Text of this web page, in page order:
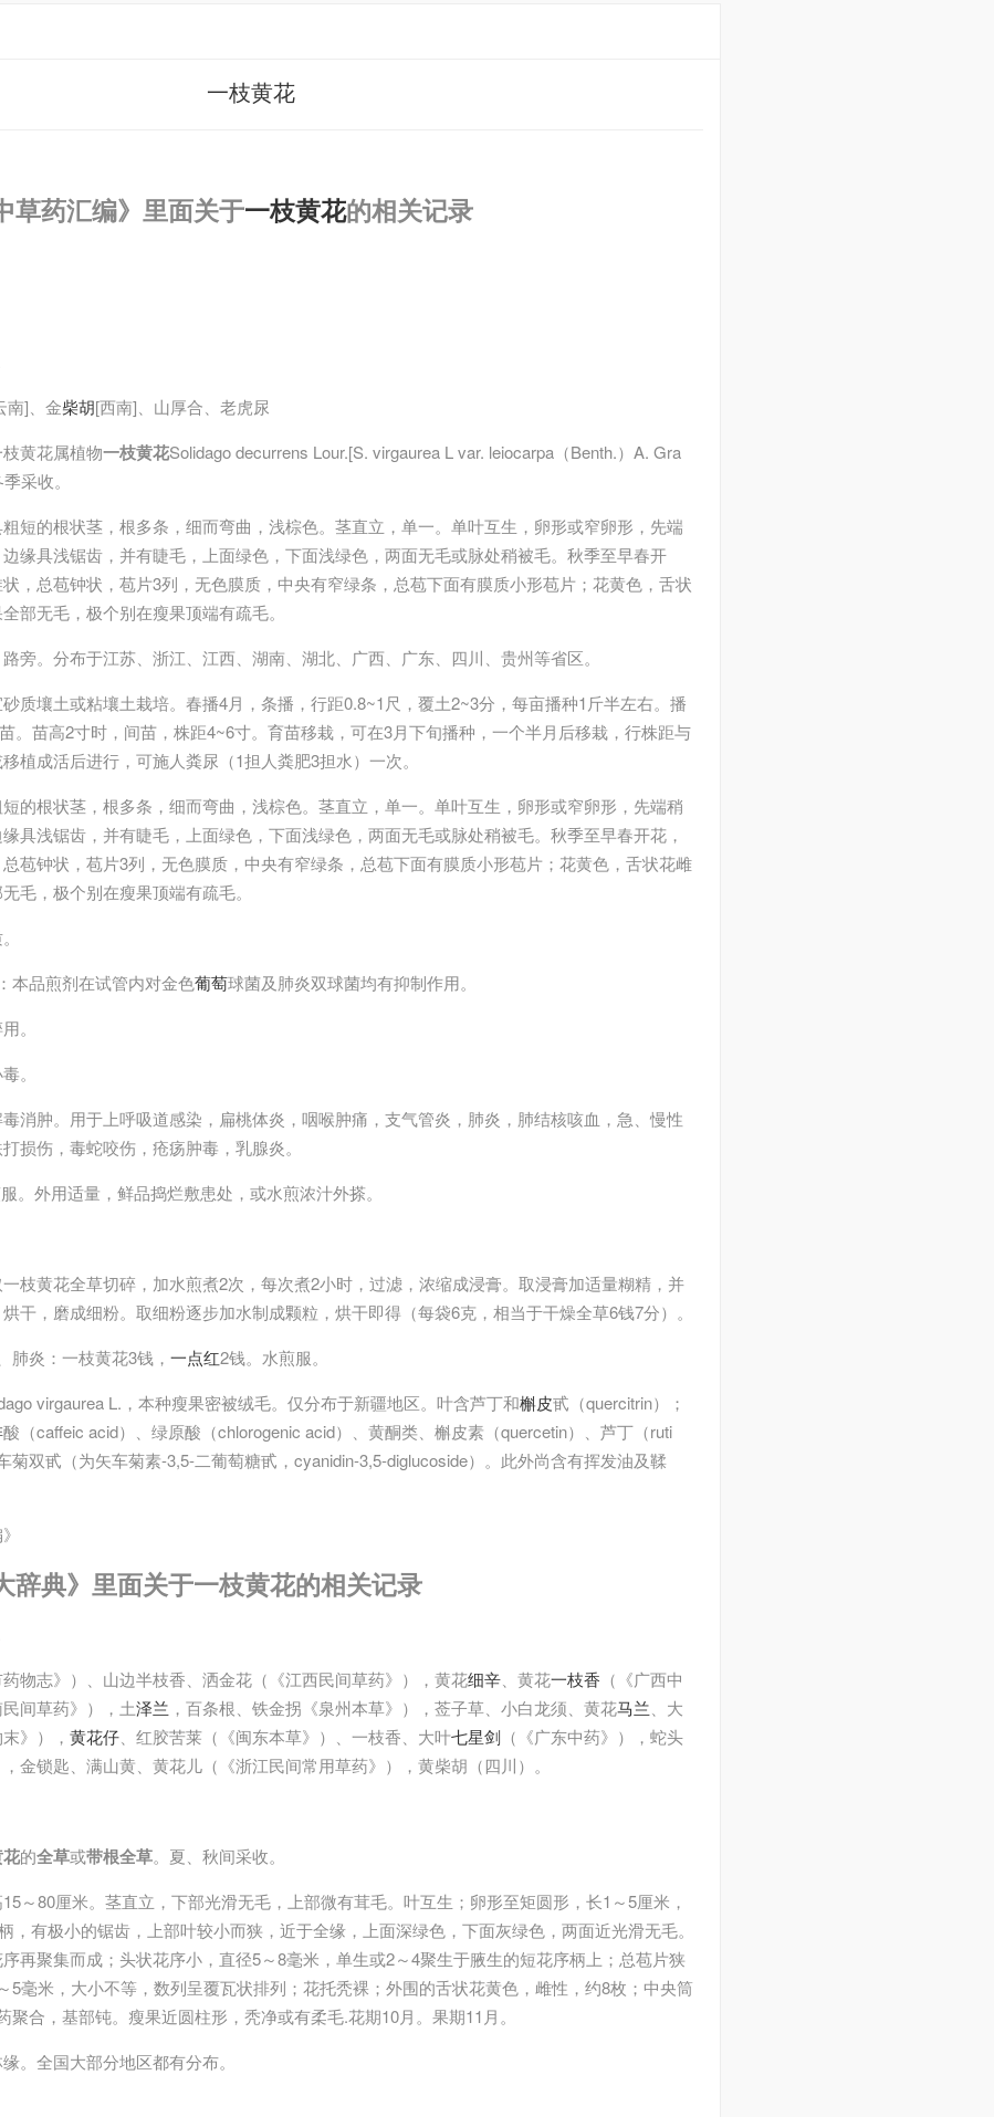
一枝黄花
草药汇编》里面关于一枝黄花的相关记录
南]、金柴胡[西南]、山厚合、老虎尿
黄花属植物一枝黄花Solidago decurrens Lour.[S. virgaurea L var. leiocarpa（Benth.）A. Gra
采收。
短的根状茎，根多条，细而弯曲，浅棕色。茎直立，单一。单叶互生，卵形或窄卵形，先端
缘具浅锯齿，并有睫毛，上面绿色，下面浅绿色，两面无毛或脉处稍被毛。秋季至早春开
，总苞钟状，苞片3列，无色膜质，中央有窄绿条，总苞下面有膜质小形苞片；花黄色，舌状
部无毛，极个别在瘦果顶端有疏毛。
旁。分布于江苏、浙江、江西、湖南、湖北、广西、广东、四川、贵州等省区。
质壤土或粘壤土栽培。春播4月，条播，行距0.8~1尺，覆土2~3分，每亩播种1斤半左右。播
。苗高2寸时，间苗，株距4~6寸。育苗移栽，可在3月下旬播种，一个半月后移栽，行株距与
植成活后进行，可施人粪尿（1担人粪肥3担水）一次。
的根状茎，根多条，细而弯曲，浅棕色。茎直立，单一。单叶互生，卵形或窄卵形，先端稍
具浅锯齿，并有睫毛，上面绿色，下面浅绿色，两面无毛或脉处稍被毛。秋季至早春开花，
苞钟状，苞片3列，无色膜质，中央有窄绿条，总苞下面有膜质小形苞片；花黄色，舌状花雌
毛，极个别在瘦果顶端有疏毛。
本品煎剂在试管内对金色葡萄球菌及肺炎双球菌均有抑制作用。
。
。
消肿。用于上呼吸道感染，扁桃体炎，咽喉肿痛，支气管炎，肺炎，肺结核咳血，急、慢性
损伤，毒蛇咬伤，疮疡肿毒，乳腺炎。
。外用适量，鲜品捣烂敷患处，或水煎浓汁外搽。
枝黄花全草切碎，加水煎煮2次，每次煮2小时，过滤，浓缩成浸膏。取浸膏加适量糊精，并
干，磨成细粉。取细粉逐步加水制成颗粒，烘干即得（每袋6克，相当于干燥全草6钱7分）。
肺炎：一枝黄花3钱， 一点红2钱。水煎服。
virgaurea L.，本种瘦果密被绒毛。仅分布于新疆地区。叶含芦丁和槲皮甙（quercitrin）；
酸（caffeic acid）、绿原酸（chlorogenic acid）、黄酮类、槲皮素（quercetin）、芦丁（ruti
菊双甙（为矢车菊素-3,5-二葡萄糖甙，cyanidin-3,5-diglucoside）。此外尚含有挥发油及鞣
辞典》里面关于一枝黄花的相关记录
物志》）、山边半枝香、洒金花（《江西民间草药》），黄花细辛 、黄花一枝香 （《广西中
间草药》），土泽兰 ，百条根、铁金拐《泉州本草》），莶子草、小白龙须、黄花马兰 、大
》）， 黄花仔 、红胶苦莱（《闽东本草》）、一枝香、大叶七星剑 （《广东中药》），蛇头
金锁匙、满山黄、黄花儿（《浙江民间常用草药》），黄柴胡（四川）。
的全草或带根全草。夏、秋间采收。
～80厘米。茎直立，下部光滑无毛，上部微有茸毛。叶互生；卵形至矩圆形，长1～5厘米，
，有极小的锯齿，上部叶较小而狭，近于全缘，上面深绿色，下面灰绿色，两面近光滑无毛。
再聚集而成；头状花序小，直径5～8毫米，单生或2～4聚生于腋生的短花序柄上；总苞片狭
5毫米，大小不等，数列呈覆瓦状排列；花托秃裸；外围的舌状花黄色，雌性，约8枚；中央筒
合，基部钝。瘦果近圆柱形，秃净或有柔毛.花期10月。果期11月。
。全国大部分地区都有分布。